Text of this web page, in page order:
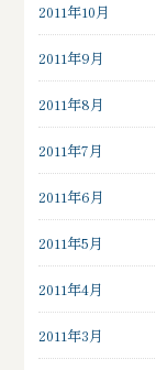
2011年10月
2011年9月
2011年8月
2011年7月
2011年6月
2011年5月
2011年4月
2011年3月